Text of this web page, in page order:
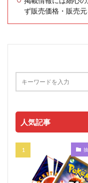
ず販売価格・販売元
人気記事